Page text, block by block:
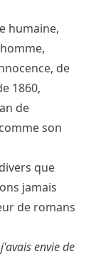
humaine,
de
1860,
de
son
que
jamais
de romans
envie de